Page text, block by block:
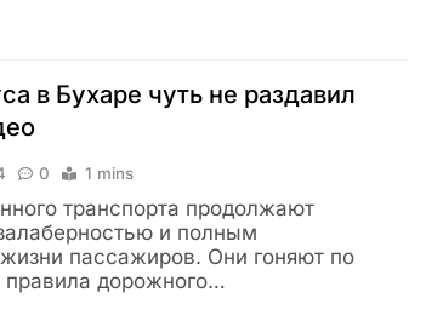
в Бухаре чуть не раздавил
0 1 mins
транспорта продолжают
и полным
пассажиров. Они гоняют по
дорожного…